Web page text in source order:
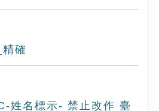
確
姓名標示- 禁止改作 臺